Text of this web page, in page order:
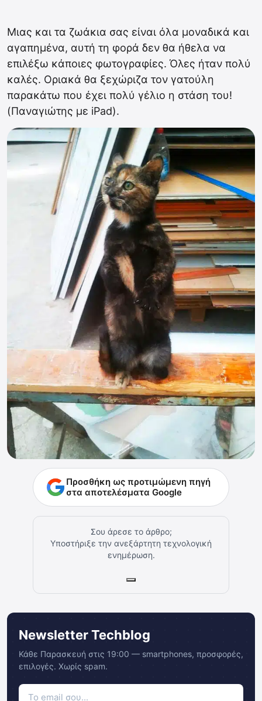
Μιας και τα ζωάκια σας είναι όλα μοναδικά και
αγαπημένα, αυτή τη φορά δεν θα ήθελα να
επιλέξω κάποιες φωτογραφίες. Όλες ήταν πολύ
καλές. Οριακά θα ξεχώριζα τον γατούλη
παρακάτω που έχει πολύ γέλιο η στάση του!
(Παναγιώτης με iPad).
Προσθήκη ως προτιμώμενη πηγή
στα αποτελέσματα Google
Σου άρεσε το άρθρο;
Υποστήριξε την ανεξάρτητη τεχνολογική
ενημέρωση.
Newsletter Techblog
Κάθε Παρασκευή στις 19:00 — smartphones, προσφορές,
επιλογές. Χωρίς spam.